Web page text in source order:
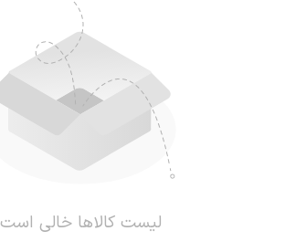
لیست کالاها خالی است